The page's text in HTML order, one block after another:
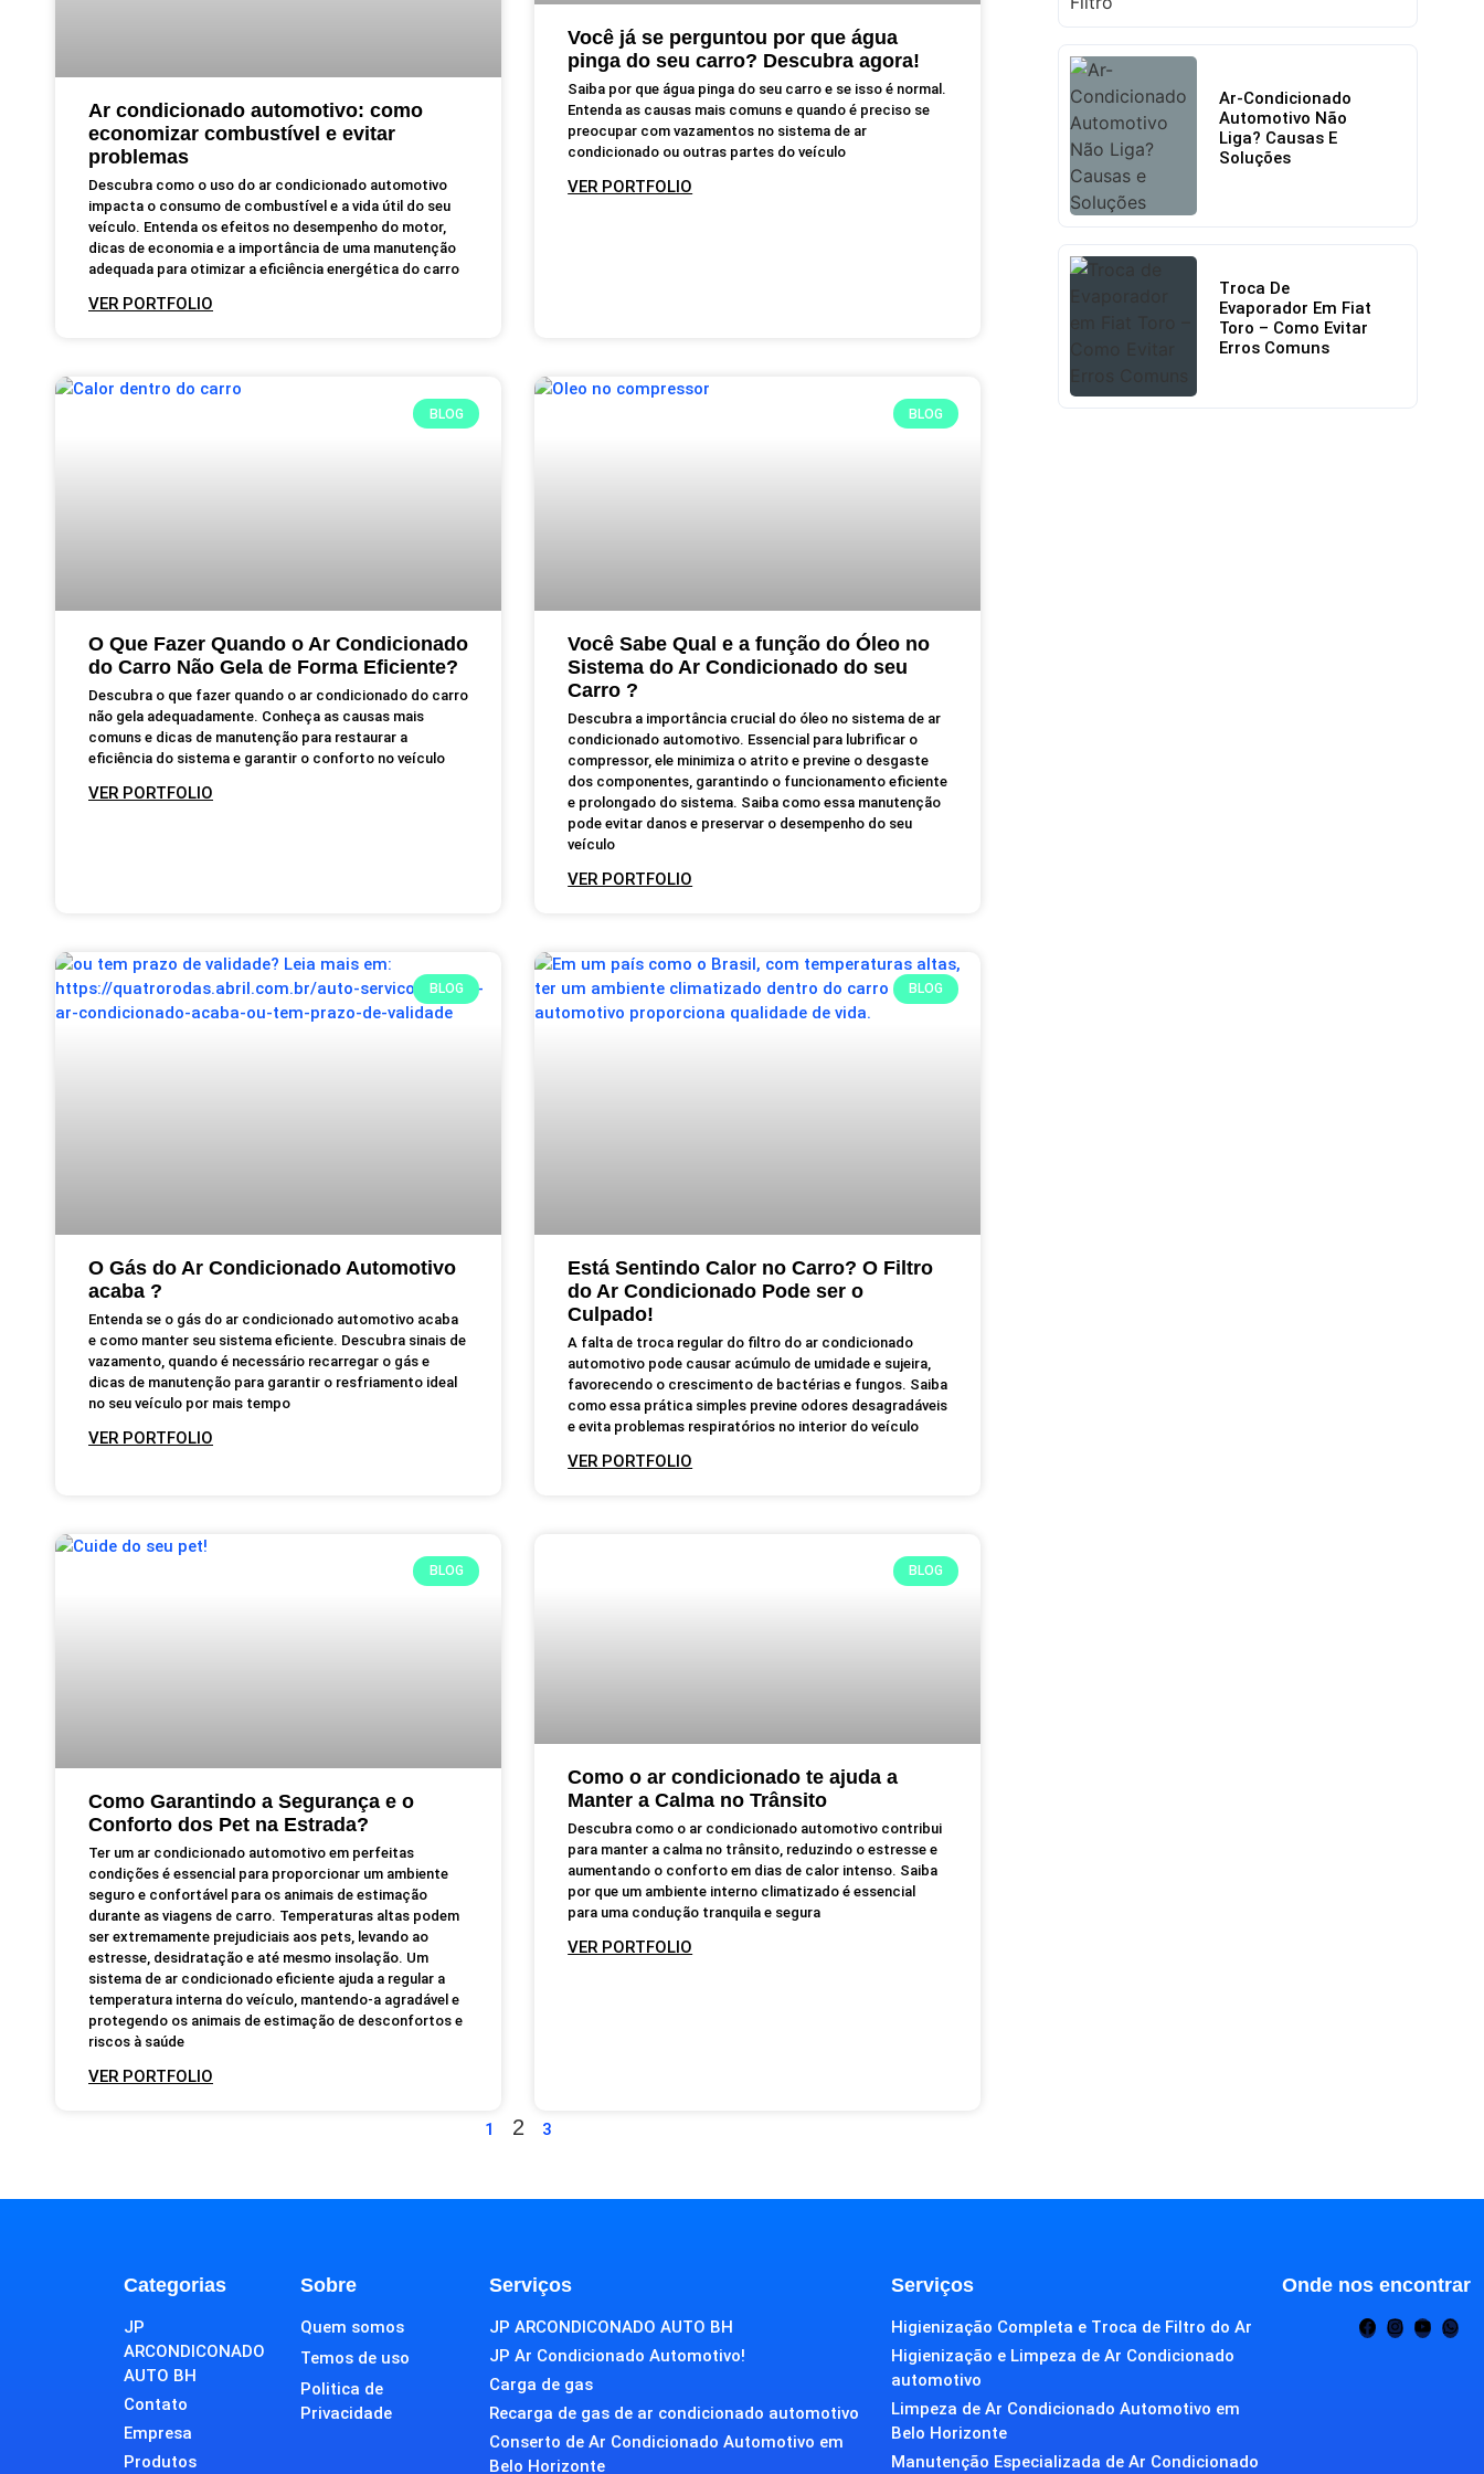
Ar condicionado automotivo: como
economizar combustível e evitar
problemas
Descubra como o uso do ar condicionado automotivo
impacta o consumo de combustível e a vida útil do seu
veículo. Entenda os efeitos no desempenho do motor,
dicas de economia e a importância de uma manutenção
adequada para otimizar a eficiência energética do carro
VER PORTFOLIO
Você já se perguntou por que água
pinga do seu carro? Descubra agora!
Saiba por que água pinga do seu carro e se isso é normal.
Entenda as causas mais comuns e quando é preciso se
preocupar com vazamentos no sistema de ar
condicionado ou outras partes do veículo
VER PORTFOLIO
BLOG
O Que Fazer Quando o Ar Condicionado
do Carro Não Gela de Forma Eficiente?
Descubra o que fazer quando o ar condicionado do carro
não gela adequadamente. Conheça as causas mais
comuns e dicas de manutenção para restaurar a
eficiência do sistema e garantir o conforto no veículo
VER PORTFOLIO
BLOG
Você Sabe Qual e a função do Óleo no
Sistema do Ar Condicionado do seu
Carro ?
Descubra a importância crucial do óleo no sistema de ar
condicionado automotivo. Essencial para lubrificar o
compressor, ele minimiza o atrito e previne o desgaste
dos componentes, garantindo o funcionamento eficiente
e prolongado do sistema. Saiba como essa manutenção
pode evitar danos e preservar o desempenho do seu
veículo
VER PORTFOLIO
BLOG
O Gás do Ar Condicionado Automotivo
acaba ?
Entenda se o gás do ar condicionado automotivo acaba
e como manter seu sistema eficiente. Descubra sinais de
vazamento, quando é necessário recarregar o gás e
dicas de manutenção para garantir o resfriamento ideal
no seu veículo por mais tempo
VER PORTFOLIO
BLOG
Está Sentindo Calor no Carro? O Filtro
do Ar Condicionado Pode ser o
Culpado!
A falta de troca regular do filtro do ar condicionado
automotivo pode causar acúmulo de umidade e sujeira,
favorecendo o crescimento de bactérias e fungos. Saiba
como essa prática simples previne odores desagradáveis
e evita problemas respiratórios no interior do veículo
VER PORTFOLIO
BLOG
Como Garantindo a Segurança e o
Conforto dos Pet na Estrada?
Ter um ar condicionado automotivo em perfeitas
condições é essencial para proporcionar um ambiente
seguro e confortável para os animais de estimação
durante as viagens de carro. Temperaturas altas podem
ser extremamente prejudiciais aos pets, levando ao
estresse, desidratação e até mesmo insolação. Um
sistema de ar condicionado eficiente ajuda a regular a
temperatura interna do veículo, mantendo-a agradável e
protegendo os animais de estimação de desconfortos e
riscos à saúde
VER PORTFOLIO
BLOG
Como o ar condicionado te ajuda a
Manter a Calma no Trânsito
Descubra como o ar condicionado automotivo contribui
para manter a calma no trânsito, reduzindo o estresse e
aumentando o conforto em dias de calor intenso. Saiba
por que um ambiente interno climatizado é essencial
para uma condução tranquila e segura
VER PORTFOLIO
1 2 3
Ar-Condicionado
Automotivo Não
Liga? Causas E
Soluções
Troca De
Evaporador Em Fiat
Toro – Como Evitar
Erros Comuns
Categorias
JP
ARCONDICONADO
AUTO BH
Contato
Empresa
Produtos
Sobre
Quem somos
Temos de uso
Politica de
Privacidade
Serviços
JP ARCONDICONADO AUTO BH
JP Ar Condicionado Automotivo!
Carga de gas
Recarga de gas de ar condicionado automotivo
Conserto de Ar Condicionado Automotivo em
Belo Horizonte
Serviços
Higienização Completa e Troca de Filtro do Ar
Higienização e Limpeza de Ar Condicionado
automotivo
Limpeza de Ar Condicionado Automotivo em
Belo Horizonte
Manutenção Especializada de Ar Condicionado
Onde nos encontrar